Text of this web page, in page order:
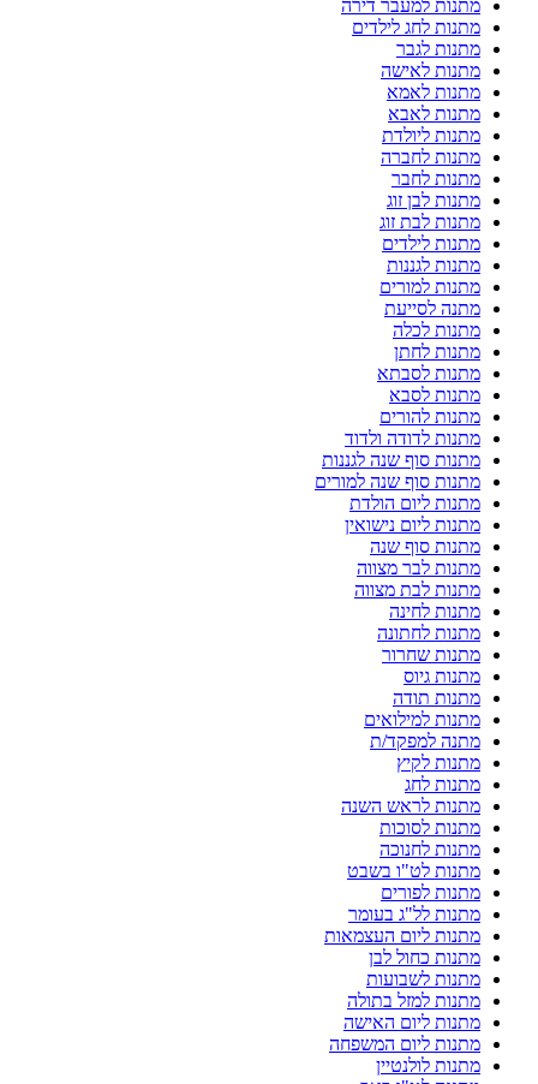
מתנות למעבר דירה
מתנות לחג לילדים
מתנות לגבר
מתנות לאישה
מתנות לאמא
מתנות לאבא
מתנות ליולדת
מתנות לחברה
מתנות לחבר
מתנות לבן זוג
מתנות לבת זוג
מתנות לילדים
מתנות לגננות
מתנות למורים
מתנה לסייעת
מתנות לכלה
מתנות לחתן
מתנות לסבתא
מתנות לסבא
מתנות להורים
מתנות לדודה ולדוד
מתנות סוף שנה לגננות
מתנות סוף שנה למורים
מתנות ליום הולדת
מתנות ליום נישואין
מתנות סוף שנה
מתנות לבר מצווה
מתנות לבת מצווה
מתנות לחינה
מתנות לחתונה
מתנות שחרור
מתנות גיוס
מתנות תודה
מתנות למילואים
מתנה למפקד/ת
מתנות לקיץ
מתנות לחג
מתנות לראש השנה
מתנות לסוכות
מתנות לחנוכה
מתנות לט"ו בשבט
מתנות לפורים
מתנות לל"ג בעומר
מתנות ליום העצמאות
מתנות כחול לבן
מתנות לשבועות
מתנות למזל בתולה
מתנות ליום האישה
מתנות ליום המשפחה
מתנות לולנטיין